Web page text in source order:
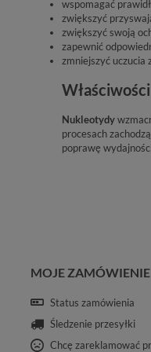
wspomagać
zwiększyć
zwiększyć swoją
zapewnić
zmniejszyć uczucia
Właściwości
Nukleotydy
procesach
poprawę
MOJE ZAMÓWIENIE
Status zamówienia
Śledzenie przesyłki
Chcę zareklamować